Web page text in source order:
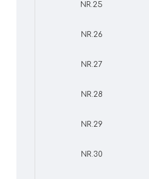
NR.25
NR.26
NR.27
NR.28
NR.29
NR.30